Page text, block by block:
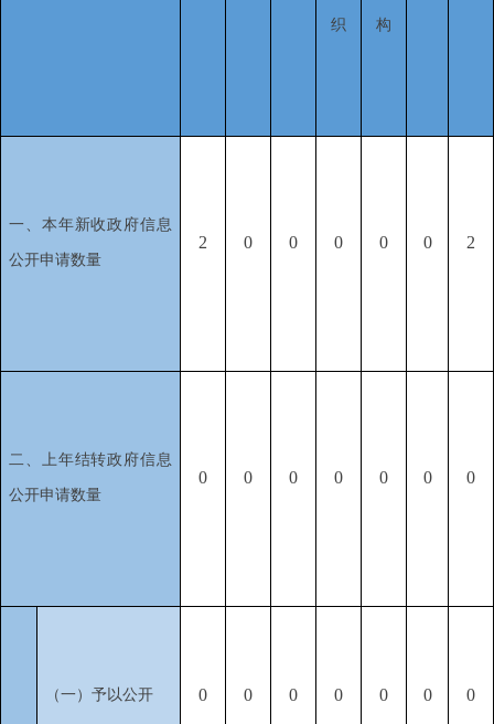
织 构
一、本年新收政府信息
公开申请数量
2 0 0 0 0 0 2
二、上年结转政府信息
公开申请数量
0 0 0 0 0 0 0
（一）予以公开 0 0 0 0 0 0 0